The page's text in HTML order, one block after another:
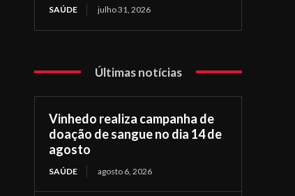
SAÚDE julho 31, 2026
Últimas notícias
Vinhedo realiza campanha de
doação de sangue no dia 14 de
agosto
SAÚDE agosto 6, 2026